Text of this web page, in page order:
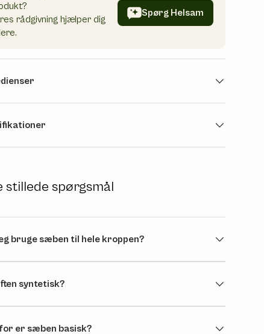
rådgivning hjælper dig
Spørg Helsam
stillede spørgsmål
bruge sæben til hele kroppen?
syntetisk?
er sæben basisk?